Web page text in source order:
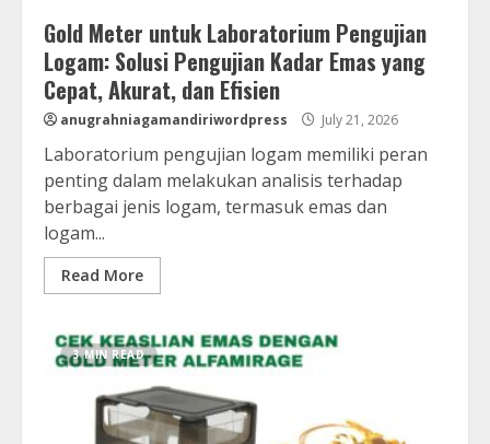
Gold Meter untuk Laboratorium Pengujian
Logam: Solusi Pengujian Kadar Emas yang
Cepat, Akurat, dan Efisien
anugrahniagamandiriwordpress July 21, 2026
Laboratorium pengujian logam memiliki peran
penting dalam melakukan analisis terhadap
berbagai jenis logam, termasuk emas dan
logam...
Read More
3 MIN READ